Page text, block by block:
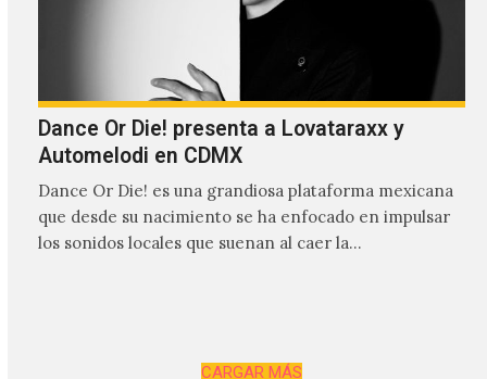
Dance Or Die! presenta a Lovataraxx y
Automelodi en CDMX
Dance Or Die! es una grandiosa plataforma mexicana
que desde su nacimiento se ha enfocado en impulsar
los sonidos locales que suenan al caer la…
CARGAR MÁS